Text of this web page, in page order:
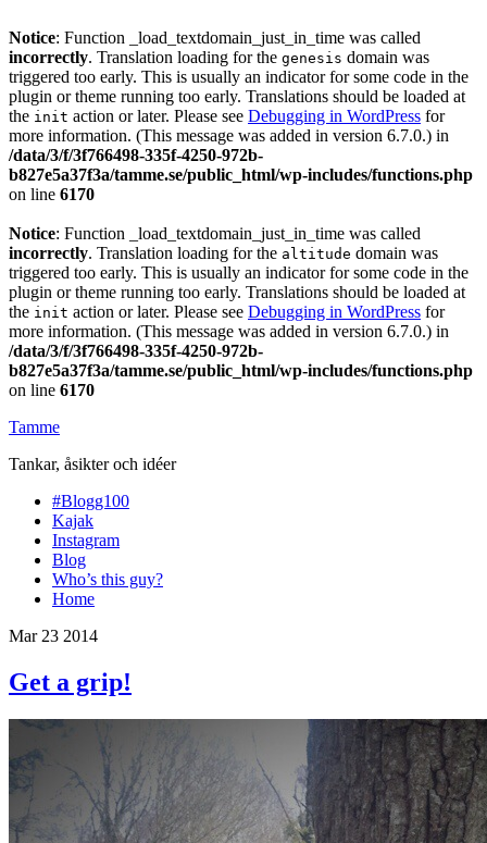
Notice: Function _load_textdomain_just_in_time was called
incorrectly. Translation loading for the genesis domain was
triggered too early. This is usually an indicator for some code in the
plugin or theme running too early. Translations should be loaded at
the init action or later. Please see Debugging in WordPress for
more information. (This message was added in version 6.7.0.) in
/data/3/f/3f766498-335f-4250-972b-
b827e5a37f3a/tamme.se/public_html/wp-includes/functions.php
on line 6170
Notice: Function _load_textdomain_just_in_time was called
incorrectly. Translation loading for the altitude domain was
triggered too early. This is usually an indicator for some code in the
plugin or theme running too early. Translations should be loaded at
the init action or later. Please see Debugging in WordPress for
more information. (This message was added in version 6.7.0.) in
/data/3/f/3f766498-335f-4250-972b-
b827e5a37f3a/tamme.se/public_html/wp-includes/functions.php
on line 6170
Tamme
Tankar, åsikter och idéer
#Blogg100
Kajak
Instagram
Blog
Who’s this guy?
Home
Mar 23 2014
Get a grip!